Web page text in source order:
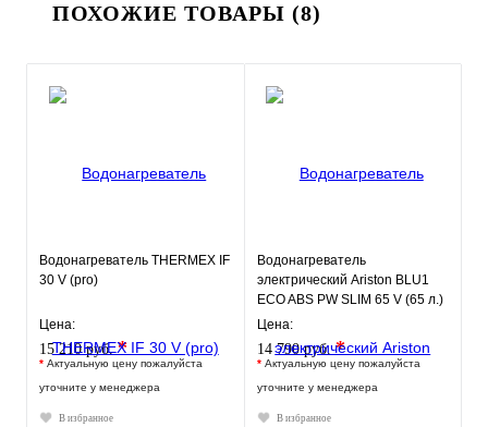
ПОХОЖИЕ ТОВАРЫ (8)
Водонагреватель THERMEX IF
30 V (pro)
Цена:
15 210 руб.*
* Актуальную цену пожалуйста
уточните у менеджера
В избранное
Водонагреватель
электрический Ariston BLU1
ECO ABS PW SLIM 65 V (65 л.)
настенный, ТЭН 2,5 кВт.
Цена:
14 790 руб.*
* Актуальную цену пожалуйста
уточните у менеджера
В избранное